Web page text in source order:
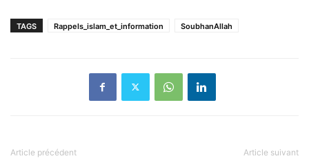
TAGS Rappels_islam_et_information SoubhanAllah
Article précédent Article suivant